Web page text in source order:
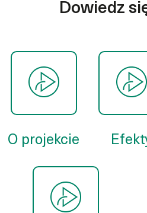
Dowiedz
O projekcie